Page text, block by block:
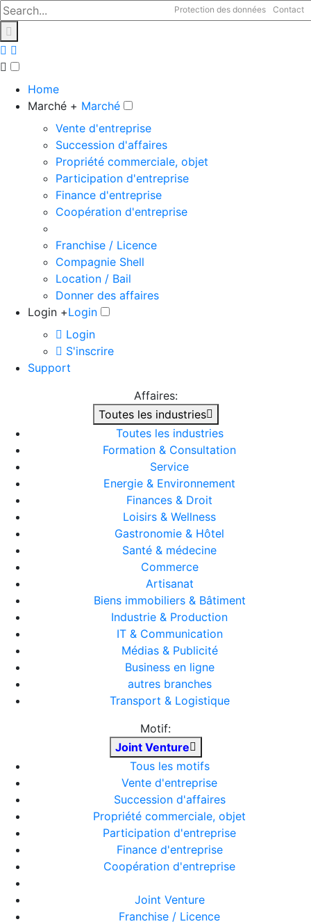
Protection des données Contact
Home
Marché + Marché
Vente d'entreprise
Succession d'affaires
Propriété commerciale, objet
Participation d'entreprise
Finance d'entreprise
Coopération d'entreprise
Franchise / Licence
Compagnie Shell
Location / Bail
Donner des affaires
Login +Login
Login
S'inscrire
Support
Affaires:
Toutes les industries
Toutes les industries
Formation & Consultation
Service
Energie & Environnement
Finances & Droit
Loisirs & Wellness
Gastronomie & Hôtel
Santé & médecine
Commerce
Artisanat
Biens immobiliers & Bâtiment
Industrie & Production
IT & Communication
Médias & Publicité
Business en ligne
autres branches
Transport & Logistique
Motif:
Joint Venture
Tous les motifs
Vente d'entreprise
Succession d'affaires
Propriété commerciale, objet
Participation d'entreprise
Finance d'entreprise
Coopération d'entreprise
Joint Venture
Franchise / Licence